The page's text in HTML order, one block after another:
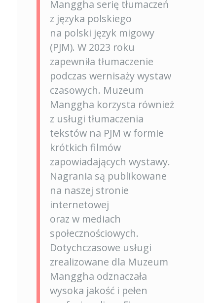
Manggha serię tłumaczeń
z języka polskiego
na polski język migowy
(PJM). W 2023 roku
zapewniła tłumaczenie
podczas wernisaży wystaw
czasowych. Muzeum
Manggha korzysta również
z usługi tłumaczenia
tekstów na PJM w formie
krótkich filmów
zapowiadających wystawy.
Nagrania są publikowane
na naszej stronie
internetowej
oraz w mediach
społecznościowych.
Dotychczasowe usługi
zrealizowane dla Muzeum
Manggha odznaczała
wysoka jakość i pełen